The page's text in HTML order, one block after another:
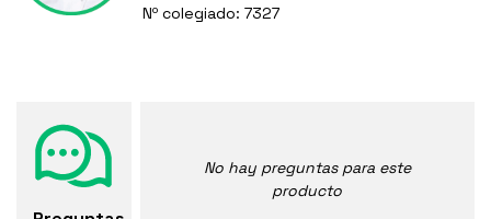
Nº colegiado: 7327
No hay preguntas para este
producto